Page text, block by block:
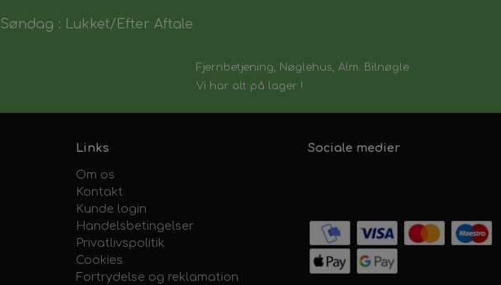
Søndag : Lukket/Efter Aftale
Fjernbetjening, Nøglehus, Alm. Bilnøgle
Vi har alt på lager !
Links
Om os
Kontakt
Kunde login
Handelsbetingelser
Privatlivspolitik
Cookies
Fortrydelse og reklamation
Sociale medier